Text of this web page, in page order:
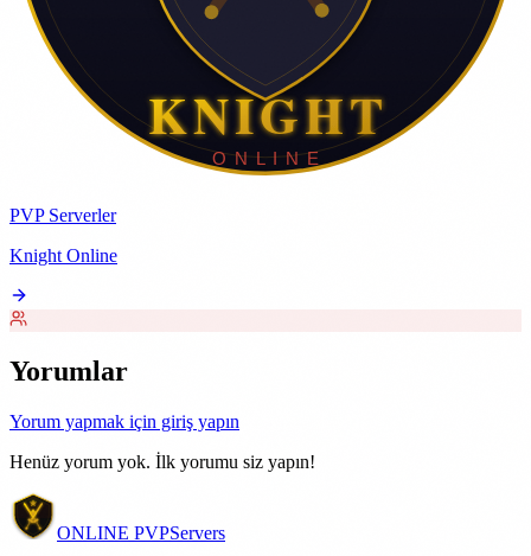
PVP Serverler
Knight Online
Yorumlar
Yorum yapmak için giriş yapın
Henüz yorum yok. İlk yorumu siz yapın!
ONLINE PVPServers